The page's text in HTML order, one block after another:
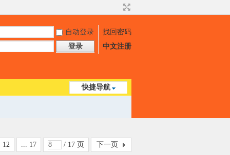
自动登录
找回密码
登录 中文注册
快捷导航
12 ... 17 / 17 页 下一页